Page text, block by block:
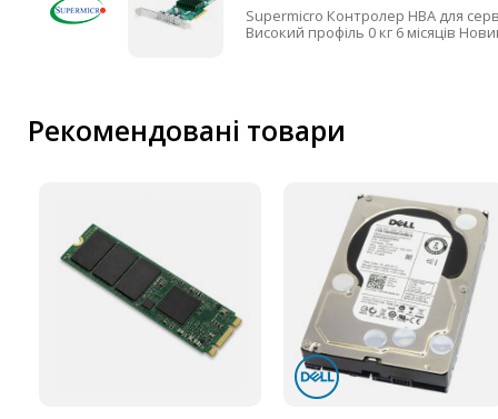
Supermicro Контролер HBA для сервера HHHL 12 Гбіт/с SAS / SATA Mini-SAS HD 2 —
Високий профіль 0
Рекомендовані товари